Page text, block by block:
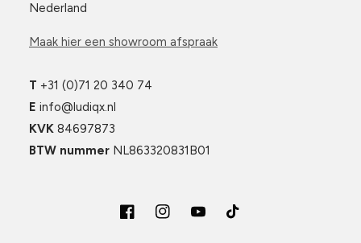
Nederland
Maak hier een showroom afspraak
T +31 (0)71 20 340 74
E info@ludiqx.nl
KVK 84697873
BTW nummer NL863320831B01
FacebookInstagramYouTubeTikTok